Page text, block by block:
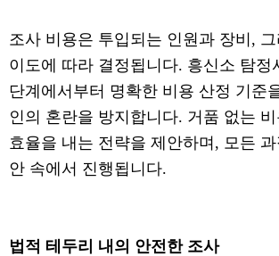
조사 비용은 투입되는 인원과 장비,
이도에 따라 결정됩니다. 흥신소 탐정
단계에서부터 명확한 비용 산정 기준
인의 혼란을 방지합니다. 거품 없는 비
효율을 내는 전략을 제안하며, 모든
안 속에서 진행됩니다.
법적 테두리 내의 안전한 조사